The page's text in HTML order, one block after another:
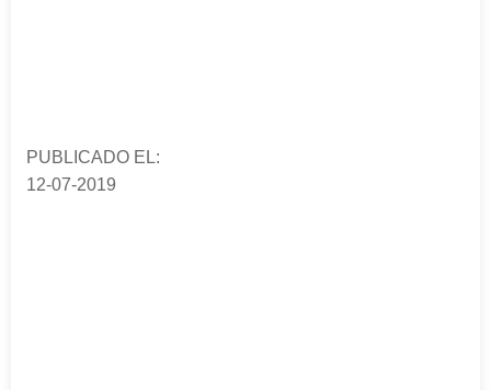
PUBLICADO EL:
12-07-2019